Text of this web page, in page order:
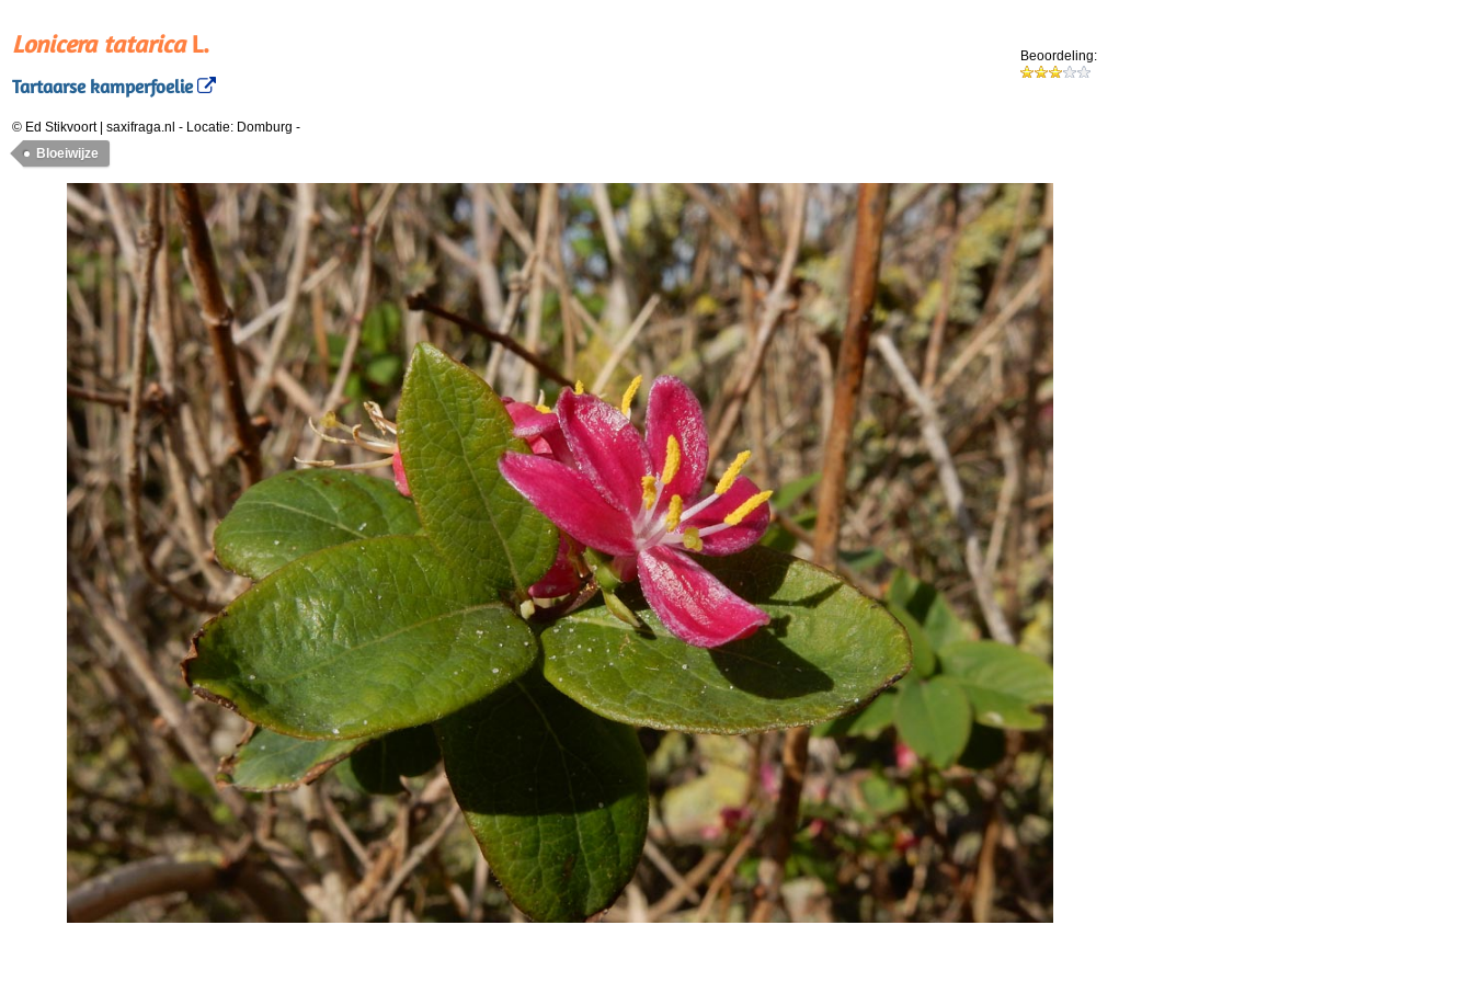
Lonicera tataricaL.
Tartaarse kamperfoelie
Beoordeling:
© Ed Stikvoort | saxifraga.nl - Locatie: Domburg -
Bloeiwijze